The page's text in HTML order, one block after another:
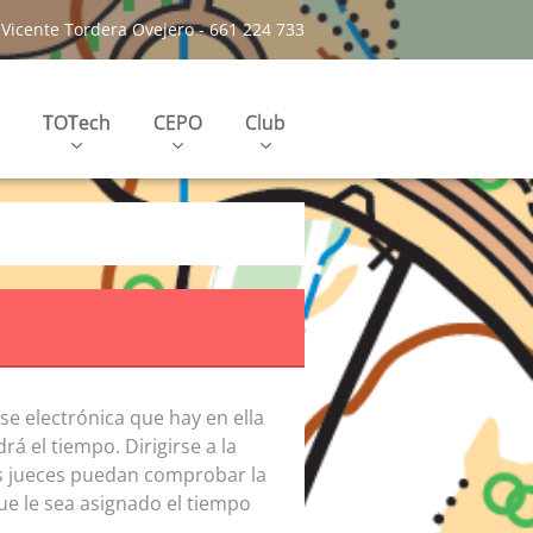
Vicente Tordera Ovejero - 661 224 733
TOTech CEPO Club
electrónica que hay en ella
el tiempo. Dirigirse a la
puedan comprobar la
le sea asignado el tiempo